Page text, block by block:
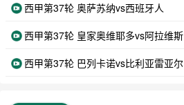
西甲第37轮 奥萨苏纳vs西班牙人
西甲第37轮 皇家奥维耶多vs阿拉维斯
西甲第37轮 巴列卡诺vs比利亚雷亚尔